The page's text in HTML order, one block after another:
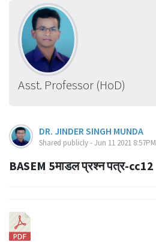
Asst. Professor (HoD)
DR. JINDER SINGH MUNDA
Shared publicly - Jun 11 2021 8:57PM
BASEM 5माडल प्रश्न पत्र-cc12